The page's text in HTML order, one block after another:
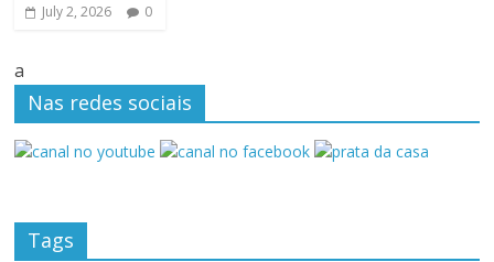
July 2, 2026 0
a
Nas redes sociais
Tags